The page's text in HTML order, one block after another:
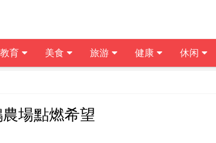
場點燃希望
教育 美食 旅游 健康 休闲